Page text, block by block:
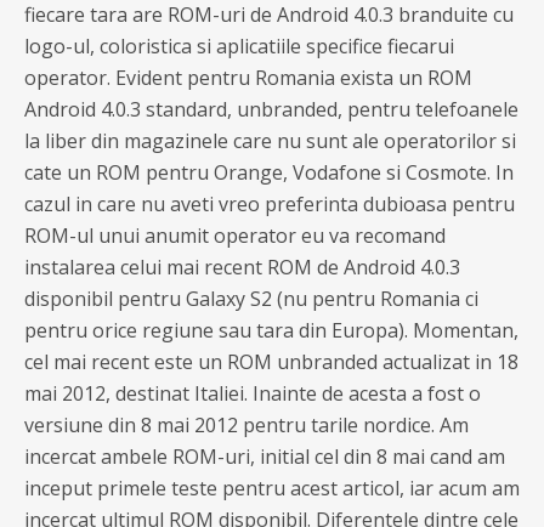
fiecare tara are ROM-uri de Android 4.0.3 branduite cu
logo-ul, coloristica si aplicatiile specifice fiecarui
operator. Evident pentru Romania exista un ROM
Android 4.0.3 standard, unbranded, pentru telefoanele
la liber din magazinele care nu sunt ale operatorilor si
cate un ROM pentru Orange, Vodafone si Cosmote. In
cazul in care nu aveti vreo preferinta dubioasa pentru
ROM-ul unui anumit operator eu va recomand
instalarea celui mai recent ROM de Android 4.0.3
disponibil pentru Galaxy S2 (nu pentru Romania ci
pentru orice regiune sau tara din Europa). Momentan,
cel mai recent este un ROM unbranded actualizat in 18
mai 2012, destinat Italiei. Inainte de acesta a fost o
versiune din 8 mai 2012 pentru tarile nordice. Am
incercat ambele ROM-uri, initial cel din 8 mai cand am
inceput primele teste pentru acest articol, iar acum am
incercat ultimul ROM disponibil. Diferentele dintre cele